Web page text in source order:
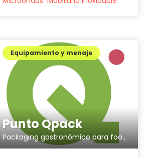
Punto Qpack
Packaging gastronómico para food trucks y eventos
Equipamiento y menaje